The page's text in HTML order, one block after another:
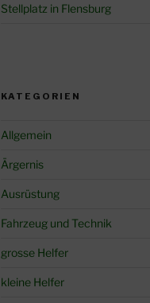
Stellplatz in Flensburg
KATEGORIEN
Allgemein
Ärgernis
Ausrüstung
Fahrzeug und Technik
grosse Helfer
kleine Helfer